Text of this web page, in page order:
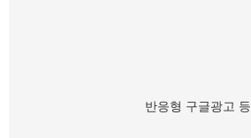
반응형 구글광고 등